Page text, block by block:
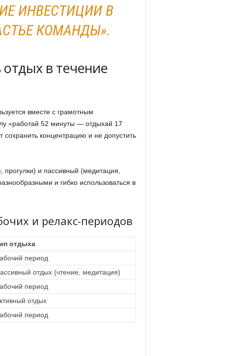
ИНВЕСТИЦИИ В
КОМАНДЫ».
в течение
вместе с грамотным
«работай 52 минуты — отдыхай 17
концентрацию и не допустить
и пассивный (медитация,
и гибко использоваться в
и релакс-периодов
отдыха
период
отдых (чтение, медитация)
период
отдых
период